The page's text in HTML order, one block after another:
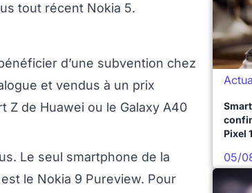
tout récent Nokia 5.
d’une subvention chez
et vendus à un prix
Z de Huawei ou le Galaxy A40
Le seul smartphone de la
le Nokia 9 Pureview. Pour
Pixel
05/